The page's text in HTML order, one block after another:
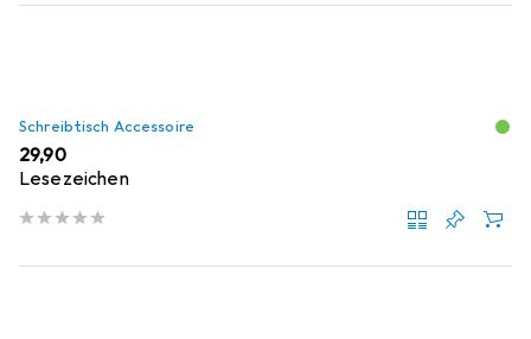
Schreibtisch Accessoire
EUR
29,90
Lesezeichen